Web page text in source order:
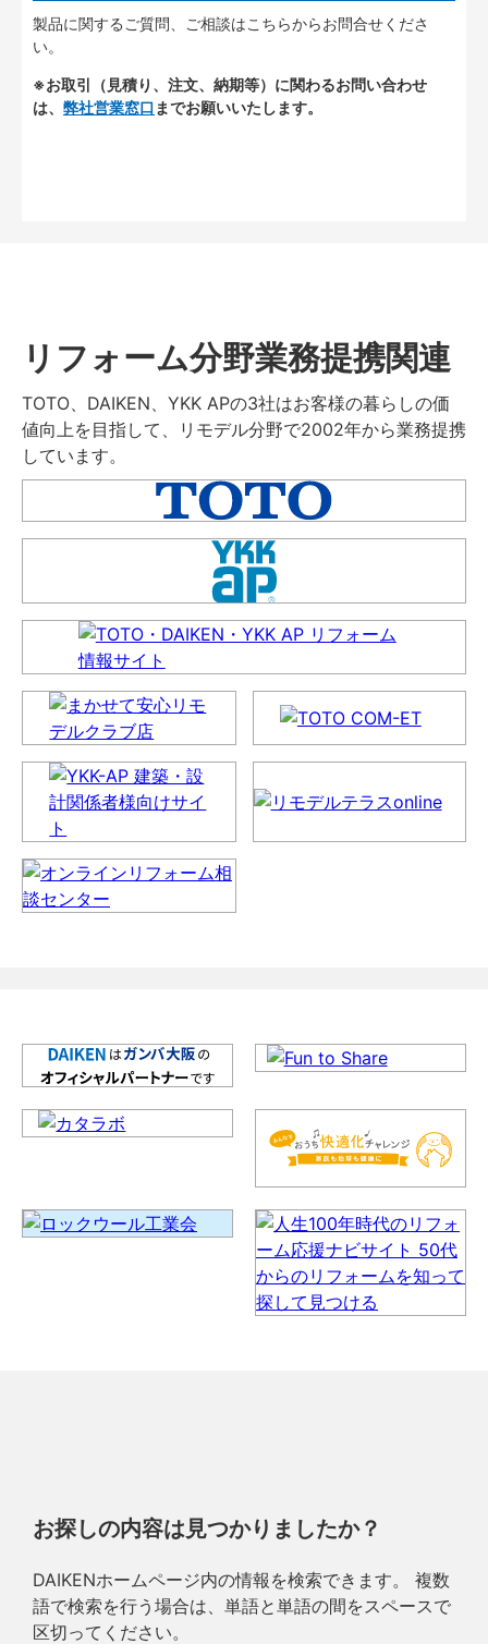
製品に関するご質問、ご相談はこちらからお問合せくださ
い。
※お取引（見積り、注文、納期等）に関わるお問い合わせ
は、 弊社営業窓口 までお願いいたします。
リフォーム分野業務提携関連
TOTO、DAIKEN、YKK APの3社はお客様の暮らしの価
値向上を目指して、リモデル分野で2002年から業務提携
しています。
お探しの内容は見つかりましたか？
DAIKENホームページ内の情報を検索できます。 複数
語で検索を行う場合は、単語と単語の間をスペースで
区切ってください。